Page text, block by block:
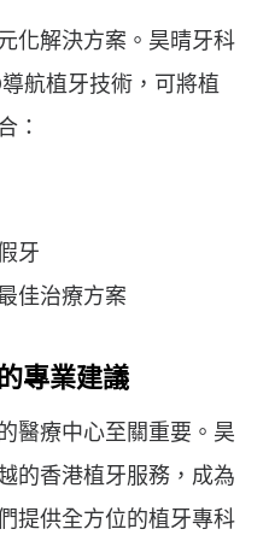
化解決方案。昊晴牙科
航植牙技術，可將植
：
牙
佳治療方案
專業建議
醫療中心至關重要。昊
的香港植牙服務，成為
提供全方位的植牙專科